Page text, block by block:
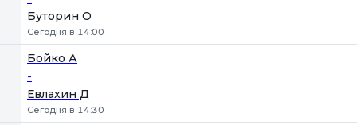
Буторин О
Сегодня в 14:00
Бойко А
-
Евлахин Д
Сегодня в 14:30